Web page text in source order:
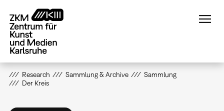
zum
Inhalt
Research Sammlung & Archive
Sammlung
Der Kreis